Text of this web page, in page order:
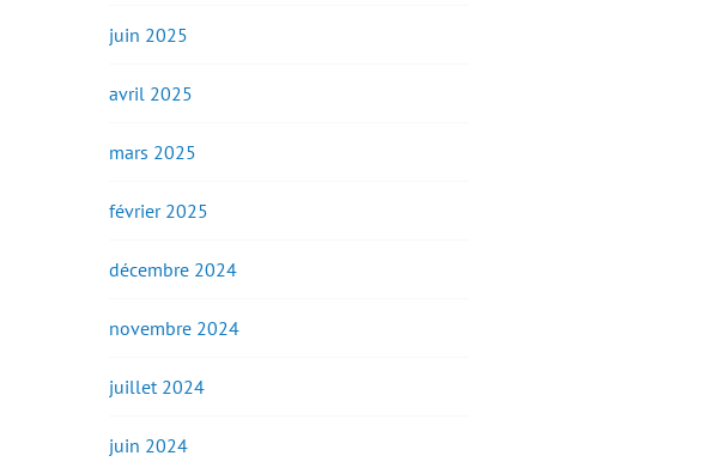
juin 2025
avril 2025
mars 2025
février 2025
décembre 2024
novembre 2024
juillet 2024
juin 2024